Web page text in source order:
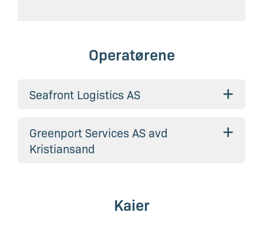
Operatørene
Seafront Logistics AS +
Greenport Services AS avd
Kristiansand
+
Kaier